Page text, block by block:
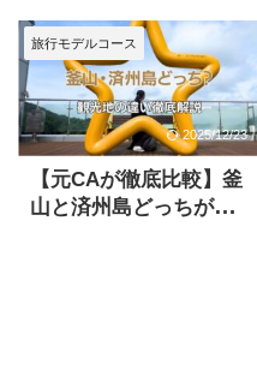
旅行モデルコース
2025/12/23
【元CAが徹底比較】釜
山と済州島どっちがい